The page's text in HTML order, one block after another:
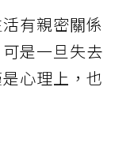
有親密關係
可是一旦失去
心理上，也